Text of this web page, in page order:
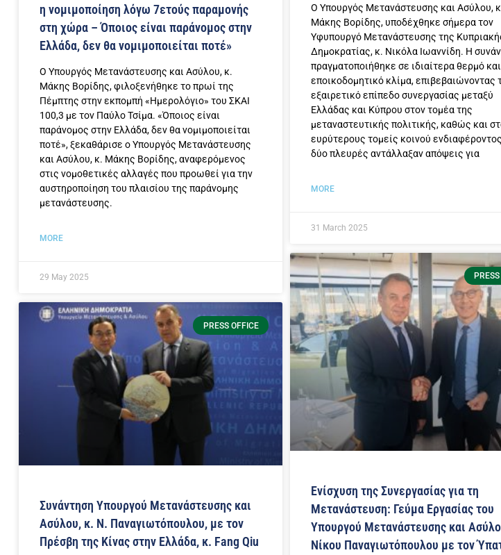
η νομιμοποίηση λόγω 7ετούς παραμονής
στη χώρα – Όποιος είναι παράνομος στην
Ελλάδα, δεν θα νομιμοποιείται ποτέ»
Ο Υπουργός Μετανάστευσης και Ασύλου, κ.
Μάκης Βορίδης, φιλοξενήθηκε το πρωί της
Πέμπτης στην εκπομπή «Ημερολόγιο» του ΣΚΑΙ
100,3 με τον Παύλο Τσίμα. «Όποιος είναι
παράνομος στην Ελλάδα, δεν θα νομιμοποιείται
ποτέ», ξεκαθάρισε ο Υπουργός Μετανάστευσης
και Ασύλου, κ. Μάκης Βορίδης, αναφερόμενος
στις νομοθετικές αλλαγές που προωθεί για την
αυστηροποίηση του πλαισίου της παράνομης
μετανάστευσης.
MORE
29 May 2025
Ο Υπουργός Μετανάστευσης και Ασύλου,
Μάκης Βορίδης, υποδέχθηκε σήμερα τον
Υφυπουργό Μετανάστευσης της
Δημοκρατίας, κ. Νικόλα Ιωαννίδη. Η
πραγματοποιήθηκε σε ιδιαίτερα θερμό και
εποικοδομητικό κλίμα, επιβεβαιώνοντας
εξαιρετικό επίπεδο συνεργασίας μεταξύ
Ελλάδας και Κύπρου στον τομέα της
μεταναστευτικής πολιτικής, καθώς και
ευρύτερους τομείς κοινού
δύο πλευρές αντάλλαξαν απόψεις για
MORE
31 March 2025
PRESS OFFICE
Συνάντηση Υπουργού Μετανάστευσης και
Ασύλου, κ. Ν. Παναγιωτόπουλου, με τον
Πρέσβη της Κίνας στην Ελλάδα, κ. Fang Qiu
Ενίσχυση της Συνεργασίας για τη
Μετανάστευση: Γεύμα Εργασίας του
Υπουργού Μετανάστευσης και
Νίκου Παναγιωτόπουλου με τον